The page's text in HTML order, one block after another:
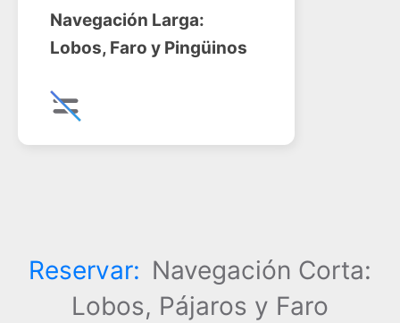
Navegación Larga:
Lobos, Faro y Pingüinos
Reservar: Navegación Corta:
Lobos, Pájaros y Faro